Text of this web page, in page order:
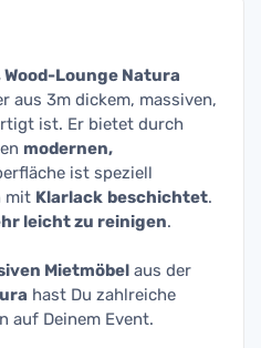
Lounge Natura
aus 3m dickem, massiven,
ist. Er bietet durch
modernen,
ist speziell
mit Klarlack beschichtet.
leicht zu reinigen.
Mietmöbel aus der
hast Du zahlreiche
auf Deinem Event.